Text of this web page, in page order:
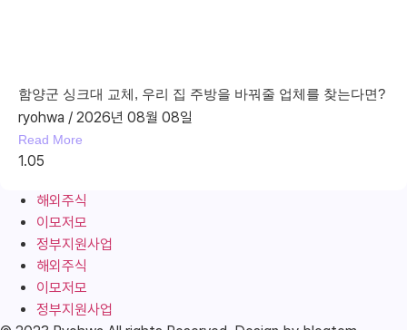
함양군 싱크대 교체, 우리 집 주방을 바꿔줄 업체를 찾는다면?
ryohwa 2026년 08월 08일
Read More
해외주식
이모저모
정부지원사업
해외주식
이모저모
정부지원사업